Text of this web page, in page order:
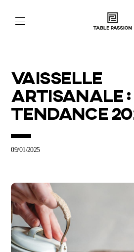
ACTUALITÉS
À
PROPOS
VAISSELLE
ARTISANALE
TENDANCE
09/01/2025